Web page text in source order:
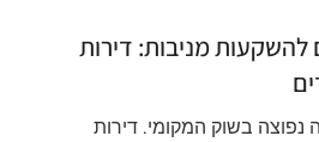
להשקעות מניבות: דירות
נפוצה בשוק המקומי. דירות